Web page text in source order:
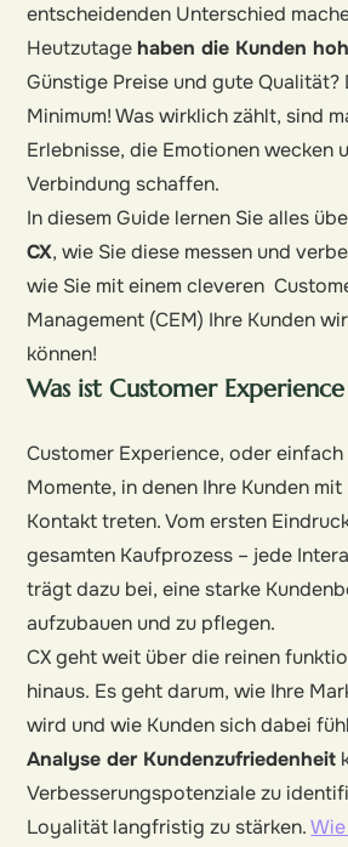
entscheidenden Unterschied
Heutzutagehaben die Kunden
Günstige Preise und gute Qualität?
Minimum! Was wirklich zählt, sind
Erlebnisse, die Emotionen wecken
Verbindung schaffen.
In diesem Guide lernen Sie alles
CX, wie Sie diese messen und
wie Sie mit einem cleveren
Management (CEM) Ihre Kunden
können!
Was ist Customer Experience
Customer Experience, oder einfach
Momente, in denen Ihre Kunden
Kontakt treten. Vom ersten
gesamten Kaufprozess – jede
trägt dazu bei, eine starke
aufzubauen und zu pflegen.
CX geht weit über die reinen
hinaus. Es geht darum, wie Ihre
wird und wie Kunden sich dabei
Analyse der Kundenzufriedenheit
Verbesserungspotenziale zu
Loyalität langfristig zu stärken.